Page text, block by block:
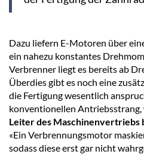
Dazu liefern E-Motoren über
ein nahezu konstantes
Verbrenner liegt es bereits ab
Überdies gibt es noch eine
die Fertigung wesentlich
konventionellen Antriebsstrang,
Leiter des Maschinenvertriebs
«Ein Verbrennungsmotor
sodass diese erst gar nicht